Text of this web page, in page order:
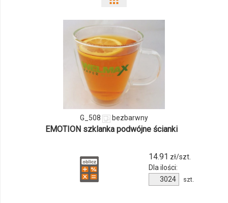
odmiany
i
ilości
produktu
G_508
G_508 bezbarwny
EMOTION szklanka podwójne ścianki
14.91 zł/szt.
Dla ilości:
Ilość
produktu
szt.